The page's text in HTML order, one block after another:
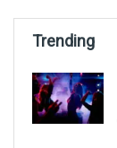
Trending